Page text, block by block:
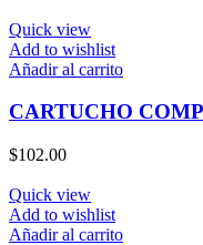
Quick view
Add to wishlist
Añadir al carrito
CARTUCHO
$102.00
Quick view
Add to wishlist
Añadir al carrito